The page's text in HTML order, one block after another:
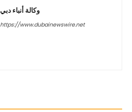
وكالة أنباء دبي
https://www.dubainewswire.net